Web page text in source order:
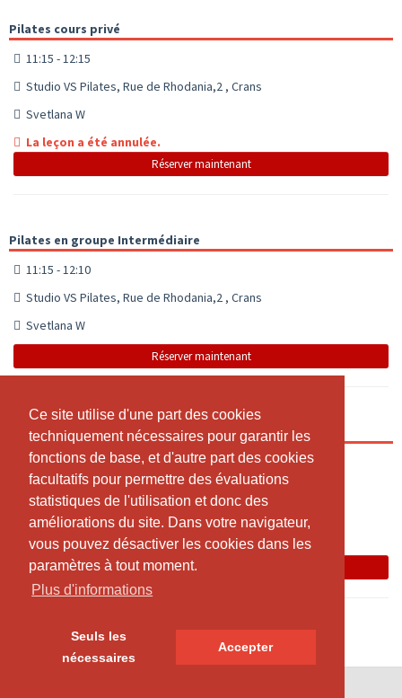
Ce site utilise d'une part des cookies
techniquement nécessaires pour garantir les
fonctions de base, et d'autre part des cookies
facultatifs pour permettre des évaluations
statistiques de l'utilisation et donc des
améliorations du site. Dans votre navigateur,
vous pouvez désactiver les cookies dans les
paramètres à tout moment.
Plus d'informations
Seuls les
nécessaires
Accepter
Ce site utilise d'une part des cookies
techniquement nécessaires pour garantir les
fonctions de base, et d'autre part des cookies
facultatifs pour permettre des évaluations
statistiques de l'utilisation et donc des
améliorations du site. Dans votre navigateur,
vous pouvez désactiver les cookies dans les
paramètres à tout moment.
Plus d'informations
Seuls les
nécessaires
Accepter
Pilates cours privé
11:15 - 12:15
Studio VS Pilates, Rue de Rhodania,2 , Crans
Svetlana W
La leçon a été annulée.
Réserver maintenant
Pilates en groupe Intermédiaire
11:15 - 12:10
Studio VS Pilates, Rue de Rhodania,2 , Crans
Svetlana W
Réserver maintenant
Pilates en groupe Intermédiaire
12:30 - 13:25
Studio VS Pilates, Rue de Rhodania,2 , Crans
Svetlana W
La leçon a été annulée.
Réserver maintenant